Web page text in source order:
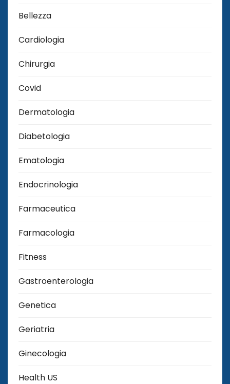
Bellezza
Cardiologia
Chirurgia
Covid
Dermatologia
Diabetologia
Ematologia
Endocrinologia
Farmaceutica
Farmacologia
Fitness
Gastroenterologia
Genetica
Geriatria
Ginecologia
Health US